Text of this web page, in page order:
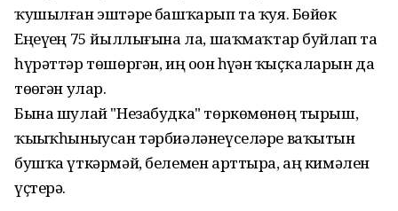
ҡушылған эштәрҙе башҡарып та ҡуя. Бөйөк
Еңеүҙең 75 йыллығына ла, шаҡмаҡтар буйлап та
һүрәттәр төшөргән, иң оҙон һүҙҙән ҡыҫҡаларын да
төҙөгән улар.
Бына шулай "Незабудка" төркөмөнөң тырыш,
ҡыҙыҡһыныусан тәрбиәләнеүселәре ваҡытын
бушҡа үткәрмәй, белемен арттыра, аң кимәлен
үҫтерә.